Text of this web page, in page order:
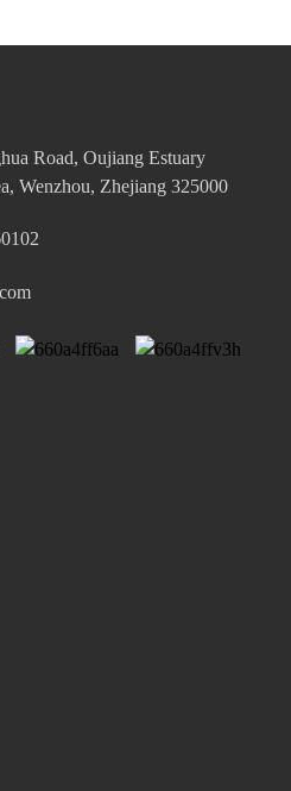
Road, Oujiang Estuary
Wenzhou, Zhejiang 325000